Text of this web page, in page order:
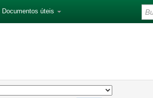
Documentos úteis